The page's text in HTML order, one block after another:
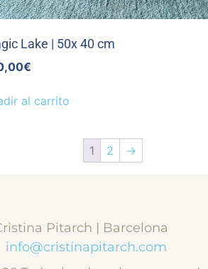
Lake | 50x 40 cm
€
al carrito
1 2 →
Pitarch | Barcelona
info@cristinapitarch.com